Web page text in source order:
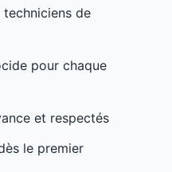
techniciens de
pour chaque
et respectés
le premier